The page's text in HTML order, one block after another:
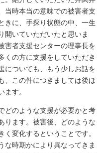
当時本当の意味での被害者支
きに、手探り状態の中、一生
開いていただいたと思いま
害者支援センターの理事長を
くの方に支援をしていただき
についても、もう少しお話を
、この件につきましては後ほ
ます。
どのような支援が必要かと考
ります。被害後、どのような
変化するということです。
な時期かにより異なってきま